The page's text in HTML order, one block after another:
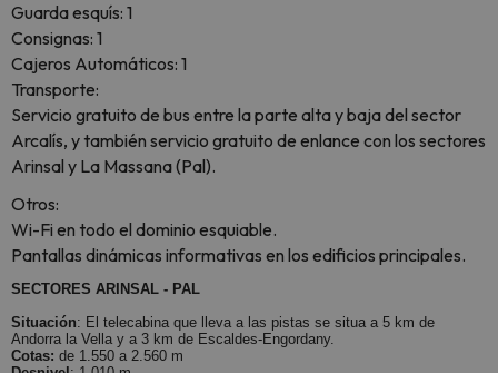
Guarda esquís: 1
Consignas: 1
Cajeros Automáticos: 1
Transporte:
Servicio gratuito de bus entre la parte alta y baja del sector
Arcalís, y también servicio gratuito de enlance con los sectores
Arinsal y La Massana (Pal).
Otros:
Wi-Fi en todo el dominio esquiable.
Pantallas dinámicas informativas en los edificios principales.
SECTORES ARINSAL - PAL
Situación: El telecabina que lleva a las pistas se situa a 5 km de
Andorra la Vella y a 3 km de Escaldes-Engordany.
Cotas: de 1.550 a 2.560 m